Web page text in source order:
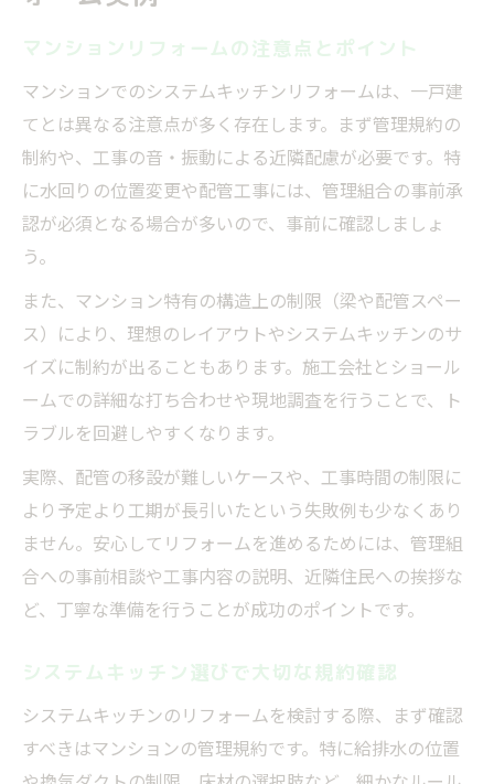
マンションリフォームの注意点とポイント
マンションでのシステムキッチンリフォームは、一戸建
てとは異なる注意点が多く存在します。まず管理規約の
制約や、工事の音・振動による近隣配慮が必要です。特
に水回りの位置変更や配管工事には、管理組合の事前承
認が必須となる場合が多いので、事前に確認しましょ
う。
また、マンション特有の構造上の制限（梁や配管スペー
ス）により、理想のレイアウトやシステムキッチンのサ
イズに制約が出ることもあります。施工会社とショール
ームでの詳細な打ち合わせや現地調査を行うことで、ト
ラブルを回避しやすくなります。
実際、配管の移設が難しいケースや、工事時間の制限に
より予定より工期が長引いたという失敗例も少なくあり
ません。安心してリフォームを進めるためには、管理組
合への事前相談や工事内容の説明、近隣住民への挨拶な
ど、丁寧な準備を行うことが成功のポイントです。
システムキッチン選びで大切な規約確認
システムキッチンのリフォームを検討する際、まず確認
すべきはマンションの管理規約です。特に給排水の位置